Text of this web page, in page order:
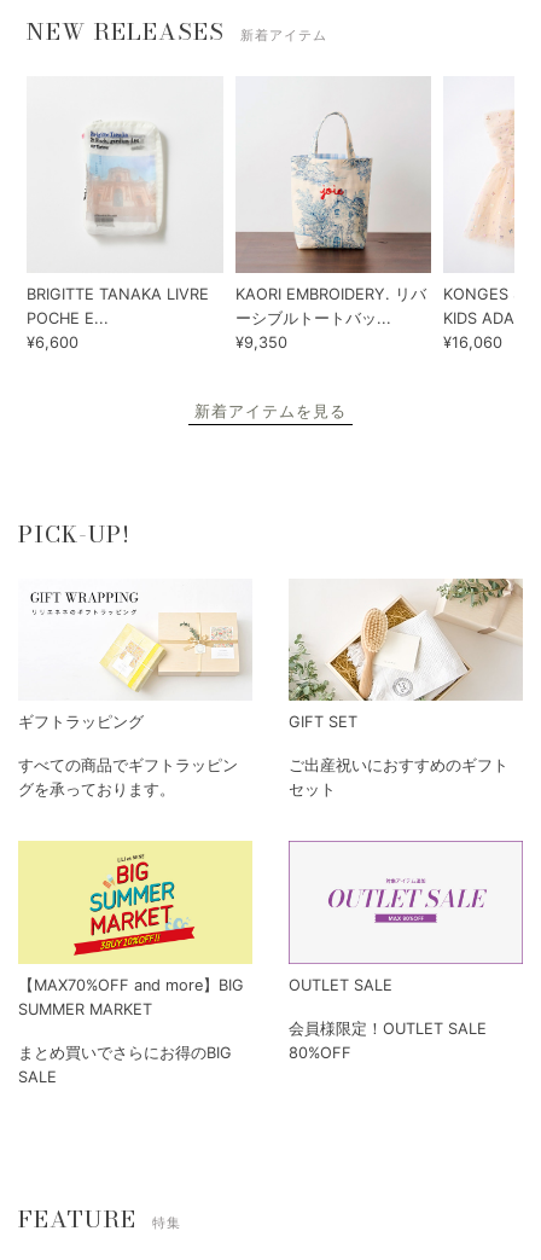
NEW RELEASES 新着アイテム
BRIGITTE TANAKA LIVRE
POCHE E...
¥6,600
KAORI EMBROIDERY. リバ
ーシブルトートバッ...
¥9,350
KONGES
KIDS ADA...
¥16,060
新着アイテムを見る
PICK-UP!
ギフトラッピング
すべての商品でギフトラッピン
グを承っております。
GIFT SET
ご出産祝いにおすすめのギフト
セット
【MAX70%OFF and more】BIG
SUMMER MARKET
まとめ買いでさらにお得のBIG
SALE
OUTLET SALE
会員様限定！OUTLET SALE
80%OFF
FEATURE 特集